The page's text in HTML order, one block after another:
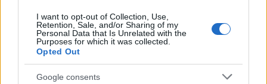
I want to opt-out of Collection, Use,
Retention, Sale, and/or Sharing of my
Personal Data that Is Unrelated with the
Purposes for which it was collected.
Opted Out
Google consents
Leggi anche: